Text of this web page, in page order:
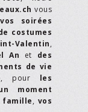
vous
soirées
costumes
Valentin,
An et des
de vie
, pour les
moment
famille, vos